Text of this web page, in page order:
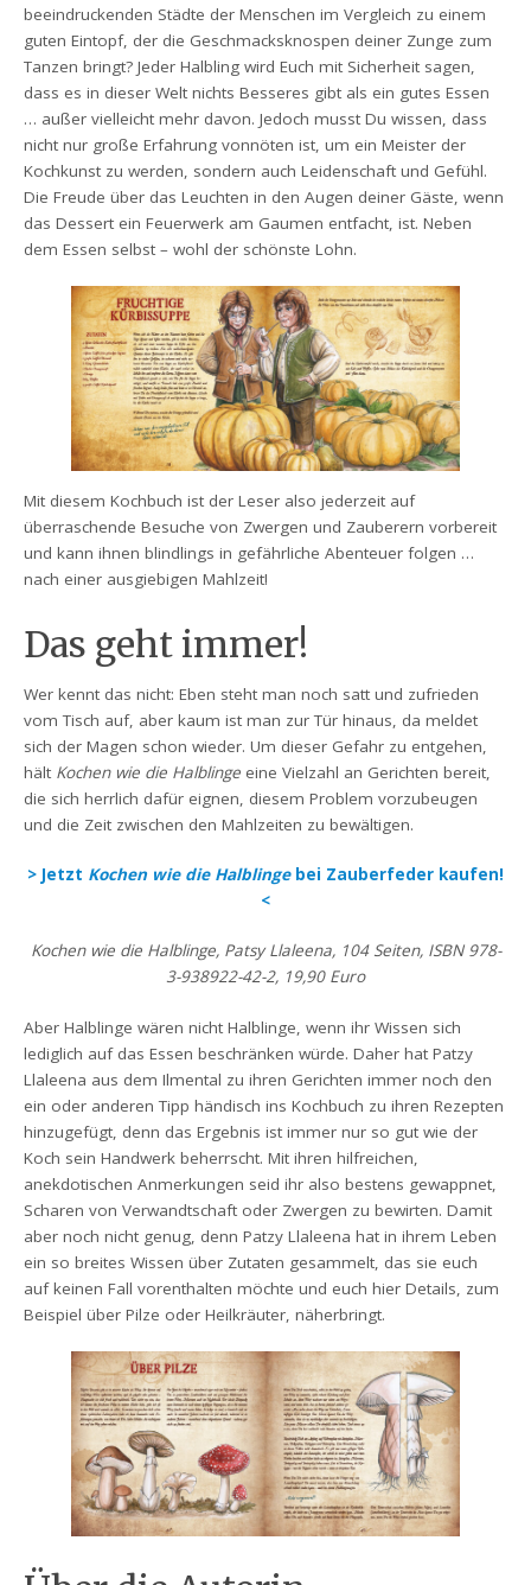
beeindruckenden Städte der Menschen im Vergleich zu einem
guten Eintopf, der die Geschmacksknospen deiner Zunge zum
Tanzen bringt? Jeder Halbling wird Euch mit Sicherheit sagen,
dass es in dieser Welt nichts Besseres gibt als ein gutes Essen
… außer vielleicht mehr davon. Jedoch musst Du wissen, dass
nicht nur große Erfahrung vonnöten ist, um ein Meister der
Kochkunst zu werden, sondern auch Leidenschaft und Gefühl.
Die Freude über das Leuchten in den Augen deiner Gäste, wenn
das Dessert ein Feuerwerk am Gaumen entfacht, ist. Neben
dem Essen selbst – wohl der schönste Lohn.
Mit diesem Kochbuch ist der Leser also jederzeit auf
überraschende Besuche von Zwergen und Zauberern vorbereit
und kann ihnen blindlings in gefährliche Abenteuer folgen …
nach einer ausgiebigen Mahlzeit!
Das geht immer!
Wer kennt das nicht: Eben steht man noch satt und zufrieden
vom Tisch auf, aber kaum ist man zur Tür hinaus, da meldet
sich der Magen schon wieder. Um dieser Gefahr zu entgehen,
hält Kochen wie die Halblinge eine Vielzahl an Gerichten bereit,
die sich herrlich dafür eignen, diesem Problem vorzubeugen
und die Zeit zwischen den Mahlzeiten zu bewältigen.
> Jetzt Kochen wie die Halblinge bei Zauberfeder kaufen!
<
Kochen wie die Halblinge, Patsy Llaleena, 104 Seiten, ISBN 978-
3-938922-42-2, 19,90 Euro
Aber Halblinge wären nicht Halblinge, wenn ihr Wissen sich
lediglich auf das Essen beschränken würde. Daher hat Patzy
Llaleena aus dem Ilmental zu ihren Gerichten immer noch den
ein oder anderen Tipp händisch ins Kochbuch zu ihren Rezepten
hinzugefügt, denn das Ergebnis ist immer nur so gut wie der
Koch sein Handwerk beherrscht. Mit ihren hilfreichen,
anekdotischen Anmerkungen seid ihr also bestens gewappnet,
Scharen von Verwandtschaft oder Zwergen zu bewirten. Damit
aber noch nicht genug, denn Patzy Llaleena hat in ihrem Leben
ein so breites Wissen über Zutaten gesammelt, das sie euch
auf keinen Fall vorenthalten möchte und euch hier Details, zum
Beispiel über Pilze oder Heilkräuter, näherbringt.